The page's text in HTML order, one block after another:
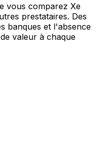
vous comparez Xe
prestataires. Des
banques et l'absence
valeur à chaque